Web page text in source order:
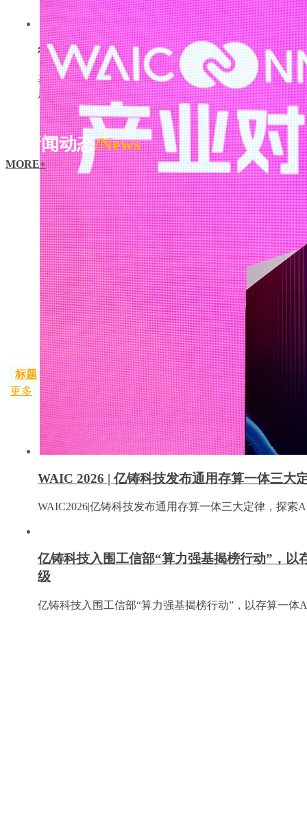
行业翘楚
基于新型存储存算一体芯片技术得到了国内外同行的
展迅猛
WAIC 2026 | 亿铸科技发布通用存算一体三大
WAIC2026|亿铸科技发布通用存算一体三大定律，探
亿铸科技入围工信部“算力强基揭榜行动”，
级
亿铸科技入围工信部“算力强基揭榜行动”，以存算一
新闻动态/News
MORE+
标题
更多